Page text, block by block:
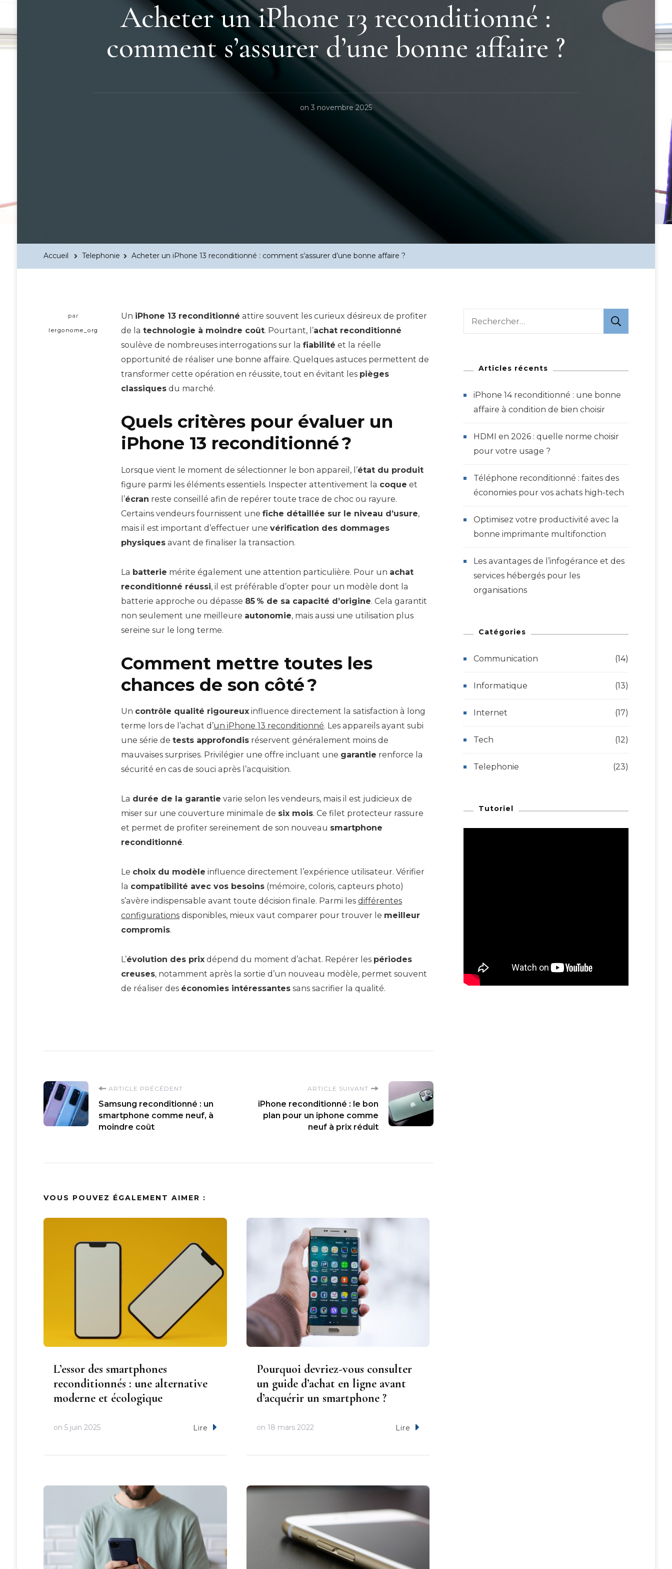
Acheter un iPhone 13 reconditionné :
comment s’assurer d’une bonne affaire ?
on 3 novembre 2025
Accueil Telephonie Acheter un iPhone 13 reconditionné : comment s’assurer d’une bonne affaire ?
par
lergonome_org
Un iPhone 13 reconditionné attire souvent les curieux désireux de profiter
de la technologie à moindre coût. Pourtant, l’achat reconditionné
soulève de nombreuses interrogations sur la fiabilité et la réelle
opportunité de réaliser une bonne affaire. Quelques astuces permettent de
transformer cette opération en réussite, tout en évitant les pièges
classiquesdu marché.
Quels critères pour évaluer un
iPhone 13 reconditionné ?
Lorsque vient le moment de sélectionner le bon appareil, l’état du produit
figure parmi les éléments essentiels. Inspecter attentivement la coque et
l’écran reste conseillé afin de repérer toute trace de choc ou rayure.
Certains vendeurs fournissent une fiche détaillée sur le niveau d’usure,
mais il est important d’effectuer une vérification des dommages
physiquesavant de finaliser la transaction.
La batterie mérite également une attention particulière. Pour un achat
reconditionné réussi, il est préférable d’opter pour un modèle dont la
batterie approche ou dépasse 85 % de sa capacité d’origine. Cela garantit
non seulement une meilleure autonomie, mais aussi une utilisation plus
sereine sur le long terme.
Comment mettre toutes les
chances de son côté ?
Un contrôle qualité rigoureuxinfluence directement la satisfaction à long
terme lors de l’achat d’un iPhone 13 reconditionné. Les appareils ayant subi
une série de tests approfondisréservent généralement moins de
mauvaises surprises. Privilégier une offre incluant une garantie renforce la
sécurité en cas de souci après l’acquisition.
La durée de la garantie varie selon les vendeurs, mais il est judicieux de
miser sur une couverture minimale de six mois. Ce filet protecteur rassure
et permet de profiter sereinement de son nouveau smartphone
reconditionné.
Le choix du modèle influence directement l’expérience utilisateur. Vérifier
la compatibilité avec vos besoins(mémoire, coloris, capteurs photo)
s’avère indispensable avant toute décision finale. Parmi les différentes
configurationsdisponibles, mieux vaut comparer pour trouver le meilleur
compromis.
L’évolution des prixdépend du moment d’achat. Repérer les périodes
creuses, notamment après la sortie d’un nouveau modèle, permet souvent
de réaliser des économies intéressantessans sacrifier la qualité.
Navigation
d'article
ARTICLE PRÉCÉDENT
Samsung reconditionné : un
smartphone comme neuf, à
moindre coût
ARTICLE SUIVANT
iPhone reconditionné : le bon
plan pour un iphone comme
neuf à prix réduit
VOUS POUVEZ ÉGALEMENT AIMER :
L’essor des smartphones
reconditionnés : une alternative
moderne et écologique
on 5 juin 2025 Lire
Pourquoi devriez-vous consulter
un guide d’achat en ligne avant
d’acquérir un smartphone ?
on 18 mars 2022 Lire
Rechercher :
Articles récents
iPhone 14 reconditionné : une bonne
affaire à condition de bien choisir
HDMI en 2026 : quelle norme choisir
pour votre usage ?
Téléphone reconditionné : faites des
économies pour vos achats high-tech
Optimisez votre productivité avec la
bonne imprimante multifonction
Les avantages de l’infogérance et des
services hébergés pour les
organisations
Catégories
Communication (14)
Informatique (13)
Internet (17)
Tech (12)
Telephonie (23)
Tutoriel